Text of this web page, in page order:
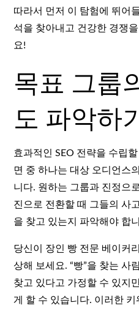
따라서 먼저 이 탐험에 뛰어
석을 찾아내고 건강한 경쟁
요!
목표 그룹
도 파악하
효과적인 SEO 전략을 수립
면 중 하나는 대상 오디언스
니다. 원하는 그룹과 진정으
진으로 전환할 때 그들의 사
을 찾고 있는지 파악해야 합
당신이 장인 빵 전문 베이커
상해 보세요. “빵”을 찾는 사
찾고 있다고 가정할 수 있지
게 할 수 있습니다. 이러한